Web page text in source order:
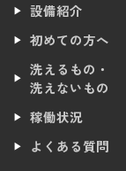
設備紹介
初めての方へ
洗えるもの・
洗えないもの
稼働状況
よくある質問